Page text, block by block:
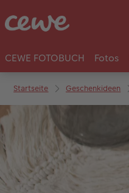
CEWE FOTOBUCH Fotos
Startseite Geschenkideen